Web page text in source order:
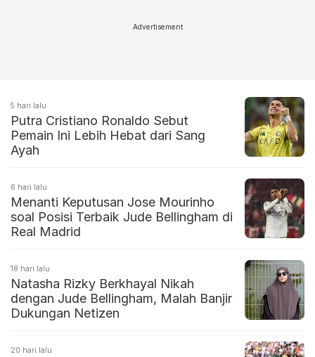
Advertisement
5 hari lalu
Putra Cristiano Ronaldo Sebut
Pemain Ini Lebih Hebat dari Sang
Ayah
6 hari lalu
Menanti Keputusan Jose Mourinho
soal Posisi Terbaik Jude Bellingham di
Real Madrid
18 hari lalu
Natasha Rizky Berkhayal Nikah
dengan Jude Bellingham, Malah Banjir
Dukungan Netizen
20 hari lalu